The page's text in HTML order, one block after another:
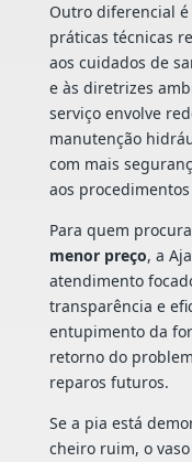
Outro diferencial é
práticas técnicas
aos cuidados de
e às diretrizes
serviço envolve
manutenção
com mais
aos
Para quem procura
menor preço, a
atendimento
transparência e
entupimento da
retorno do
reparos futuros.
Se a pia está
cheiro ruim, o